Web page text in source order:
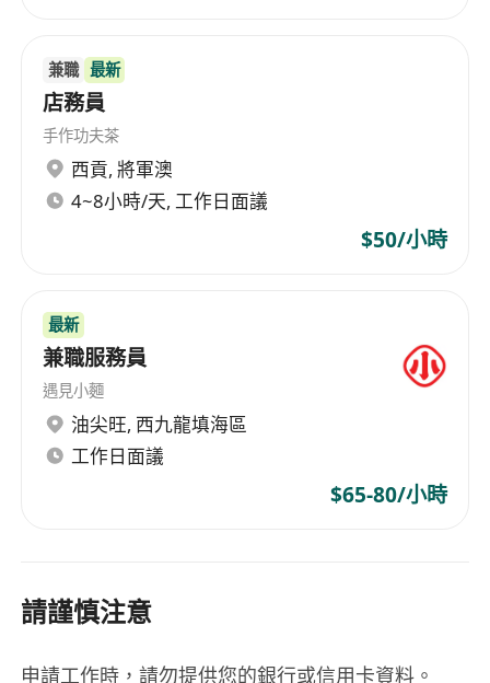
兼職 最新
店務員
手作功夫茶
西貢, 將軍澳
4~8小時/天, 工作日面議
$50/小時
最新
兼職服務員
遇見小麵
油尖旺, 西九龍填海區
工作日面議
$65-80/小時
請謹慎注意
申請工作時，請勿提供您的銀行或信用卡資料。